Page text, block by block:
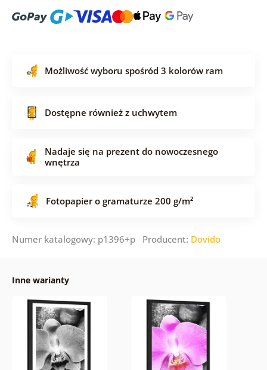
Możliwość wyboru spośród 3 kolorów ram
Dostępne również z uchwytem
Nadaje się na prezent do nowoczesnego
wnętrza
Fotopapier o gramaturze 200 g/m²
Numer katalogowy: p1396+p Producent: Dovido
Inne warianty